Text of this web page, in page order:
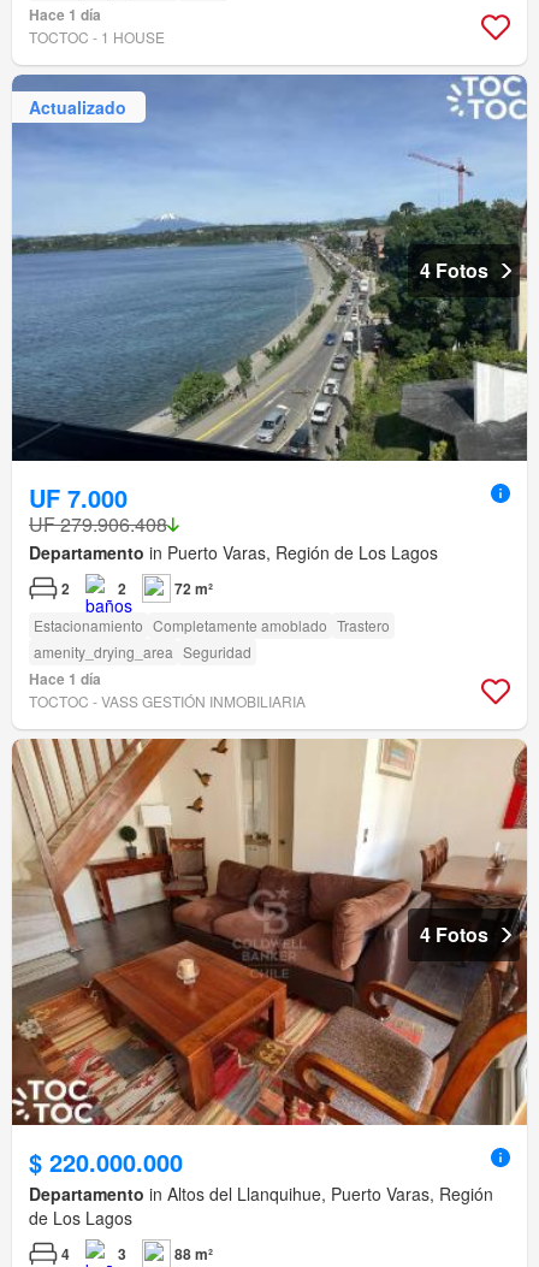
Hace 1 día
TOCTOC - 1 HOUSE
Actualizado
4 Fotos
UF 7.000
UF 279.906.408
Departamento in Puerto Varas, Región de Los Lagos
2 2 72 m²
Estacionamiento Completamente amoblado Trastero
amenity_drying_area Seguridad
Hace 1 día
TOCTOC - VASS GESTIÓN INMOBILIARIA
4 Fotos
$ 220.000.000
Departamento in Altos del Llanquihue, Puerto Varas, Región
de Los Lagos
4 3 88 m²